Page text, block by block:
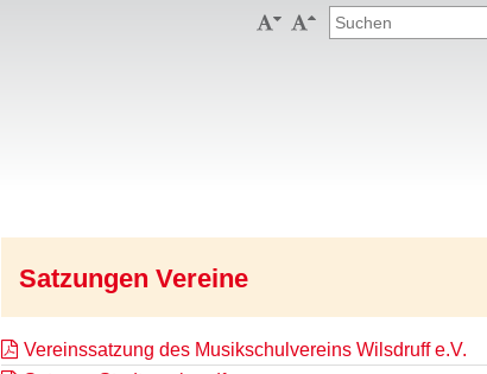
 
Satzungen Vereine
Vereinssatzung des Musikschulvereins Wilsdruff e.V.